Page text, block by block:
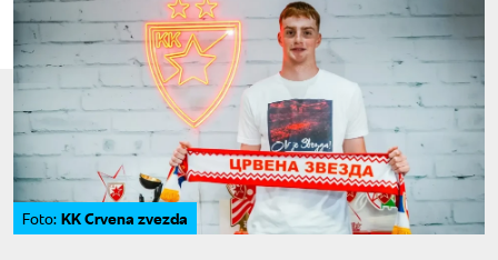
Foto: KK Crvena zvezda